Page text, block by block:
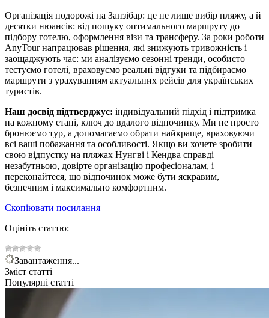
Організація подорожі на Занзібар: це не лише вибір пляжу, а й
десятки нюансів: від пошуку оптимального маршруту до
підбору готелю, оформлення візи та трансферу. За роки роботи
AnyTour напрацював рішення, які знижують тривожність і
заощаджують час: ми аналізуємо сезонні тренди, особисто
тестуємо готелі, враховуємо реальні відгуки та підбираємо
маршрути з урахуванням актуальних рейсів для українських
туристів.
Наш досвід підтверджує: індивідуальний підхід і підтримка
на кожному етапі, ключ до вдалого відпочинку. Ми не просто
бронюємо тур, а допомагаємо обрати найкраще, враховуючи
всі ваші побажання та особливості. Якщо ви хочете зробити
свою відпустку на пляжах Нунгві і Кендва справді
незабутньою, довірте організацію професіоналам, і
переконайтеся, що відпочинок може бути яскравим,
безпечним і максимально комфортним.
Скопіювати посилання
Оцініть статтю:
Завантаження...
Зміст статті
Популярні статті